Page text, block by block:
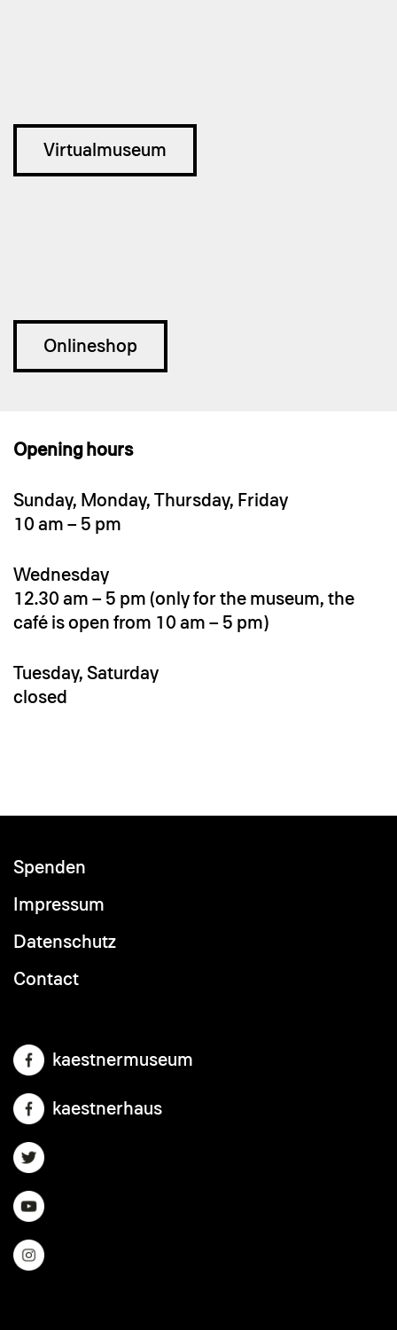
Opening hours
Sunday, Monday, Thursday, Friday
10 am – 5 pm
Wednesday
12.30 am – 5 pm (only for the museum, the
café is open from 10 am – 5 pm)
Tuesday, Saturday
closed
Virtualmuseum
Onlineshop
Footer
menu
Spenden
Impressum
Datenschutz
Contact
kaestnermuseum
kaestnerhaus